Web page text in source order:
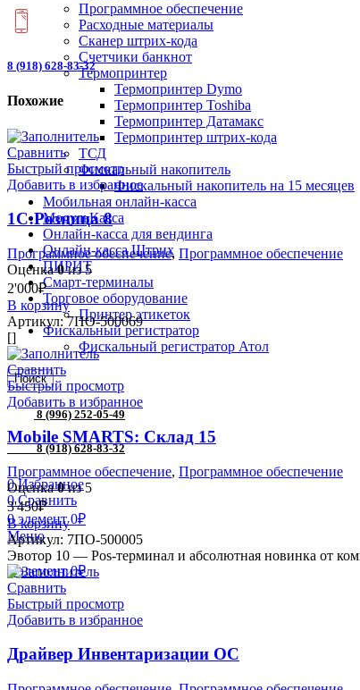
Программное обеспечение
Расходные материалы
Сканер штрих-кода
Счетчики банкнот
Термопринтер
Термопринтер Dymo
Термопринтер Toshiba
Термопринтер Датамакс
Термопринтер штрих-кода
ТСД
Фискальный накопитель
Фискальный накопитель на 15 месяцев
Мобильная онлайн-касса
МодульКасса
Онлайн-касса для вендинга
Онлайн-касса Штрих
ПИРИТ
Смарт-терминалы
Торговое оборудование
Принтер этикеток
Фискальный регистратор
Фискальный регистратор Атол
Поиск
8 (996) 252-05-49
8 (918) 628-83-32
0Избранное
0 Сравнить
0элемент 0₽
Меню
0элемент 0₽
8 (918) 628-83-32
Похожие
Сравнить
Быстрый просмотр
Добавить в избранное
1С:Розница 8
Программное обеспечение, Программное обеспечение
Оценка0из 5
2'000₽
В корзину
Артикул:7ПО-500069
[]
Сравнить
Быстрый просмотр
Добавить в избранное
Mobile SMARTS: Склад 15
Программное обеспечение, Программное обеспечение
Оценка0из 5
3'450₽
В корзину
Артикул: 7ПО-500005
Эвотор 10 — Pos-терминал и абсолютная новинка от
Сравнить
Быстрый просмотр
Добавить в избранное
Драйвер Инвентаризации ОС